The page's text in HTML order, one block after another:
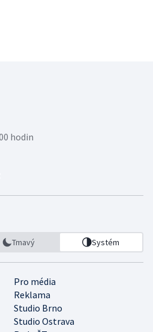
hodin
Tmavý Systém
Pro média
Reklama
Studio Brno
Studio Ostrava